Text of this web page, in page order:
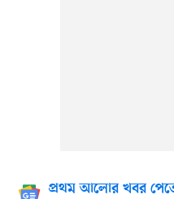
প্রথম আলোর খবর